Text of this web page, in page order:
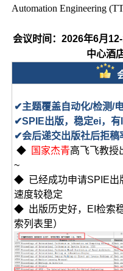
Automation Engineering
会议时间：2026年6月12-
中心酒
✔主题覆盖自动化/检测/
✔SPIE出版，稳定ei，有
✔会后递交出版社后拒稿
◆
国家杰青高飞飞教授
~
◆ 已经成功申请SPIE出
速度较稳定
◆ 出版历史好，EI检索
索列表里）